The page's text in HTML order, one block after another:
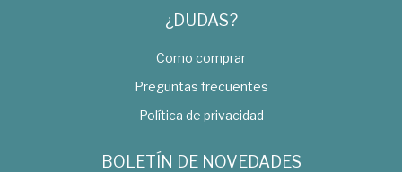
¿DUDAS?
Como comprar
Preguntas frecuentes
Política de privacidad
BOLETÍN DE NOVEDADES